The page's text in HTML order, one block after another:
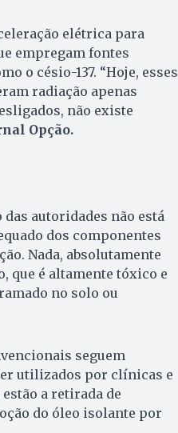
elétrica para
empregam fontes
o césio-137. “Hoje, esses
radiação apenas
não existe
Opção.
autoridades não está
dos componentes
Nada, absolutamente
que é altamente tóxico e
no solo ou
seguem
utilizados por clínicas e
a retirada de
do óleo isolante por